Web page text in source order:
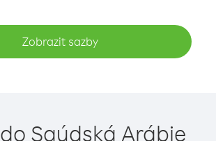
Zobrazit sazby
Saúdská Arábie